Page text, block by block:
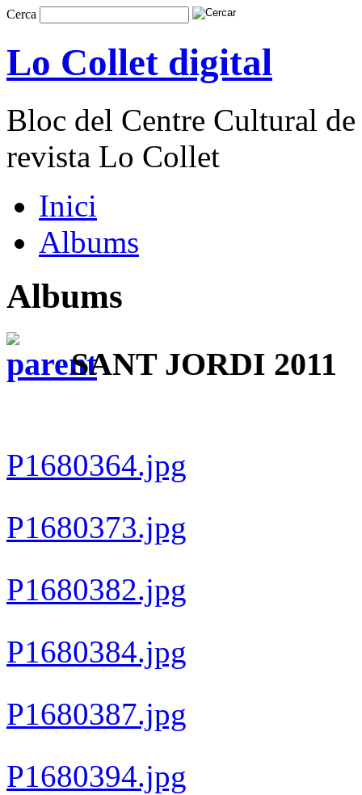
Cerca
Lo Collet digital
Bloc del Centre Cultural
revista Lo Collet
Inici
Albums
Albums
SANT JORDI 2011
P1680364.jpg
P1680373.jpg
P1680382.jpg
P1680384.jpg
P1680387.jpg
P1680394.jpg